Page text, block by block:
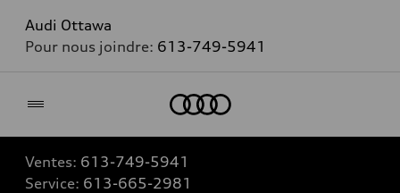
Audi Ottawa
Pour nous joindre: 613-749-5941
Ventes: 613-749-5941
Service: 613-665-2981